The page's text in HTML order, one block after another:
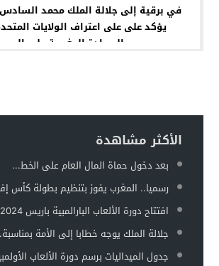
في برقية إلى جلالة الملك محمد
يؤكد على على اعتراف الولايات
بالسيادة المغربية على
الأكثر مشاهدة
بعد دخول حماة المال العام على الخط...
رسميا.. المغرب يفوز بتنظيم بطولة كأس
افتتاح دورة الألعاب البارالمبية باريس 2024
جلالة الملك يوجه خطابا إلى الأمة
جدول الميداليات برسم دورة الألعاب